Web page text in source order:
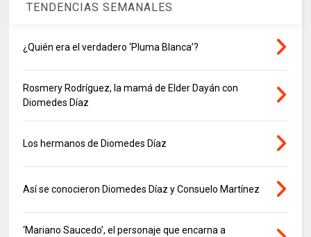
TENDENCIAS SEMANALES
¿Quién era el verdadero ‘Pluma Blanca’?
Rosmery Rodríguez, la mamá de Elder Dayán con
Diomedes Díaz
Los hermanos de Diomedes Díaz
Así se conocieron Diomedes Díaz y Consuelo Martínez
‘Mariano Saucedo’, el personaje que encarna a